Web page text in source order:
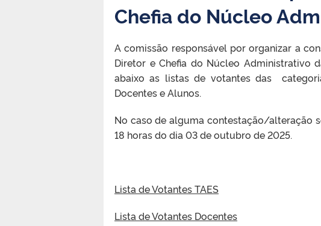
Chefia do Núcleo
A comissão responsável por organizar a
Diretor e Chefia do Núcleo Administrativo
abaixo as listas de votantes das
Docentes e Alunos.
No caso de alguma contestação/alteração
18 horas do dia 03 de outubro de 2025.
Lista de Votantes TAES
Lista de Votantes Docentes